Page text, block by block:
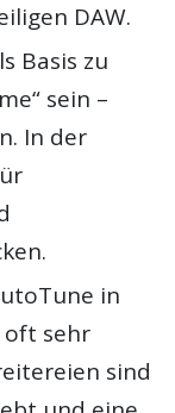
DAW.
Basis zu
sein –
In der
in
oft sehr
sind